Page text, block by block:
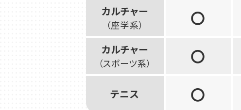
カルチャー
（座学系） 〇
カルチャー
（スポーツ系） 〇
テニス 〇